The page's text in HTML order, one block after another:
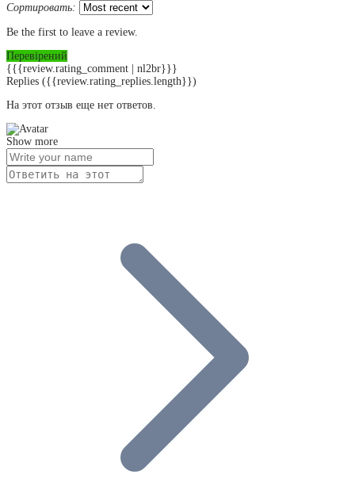
Сортировать:
Be the first to leave a review.
Перевірений
{{{review.rating_comment | nl2br}}}
Replies ({{review.rating_replies.length}})
На этот отзыв еще нет ответов.
Show more